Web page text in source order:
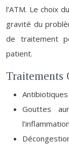
l’ATM. Le choix
gravité du
de traitement
patient.
Traitements
Gouttes